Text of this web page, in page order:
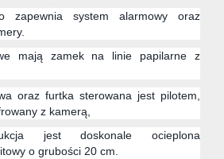
zapewnia system alarmowy oraz
mają zamek na linie papilarne z
oraz furtka sterowana jest pilotem,
z kamerą,
jest doskonale ocieplona
o grubości 20 cm.